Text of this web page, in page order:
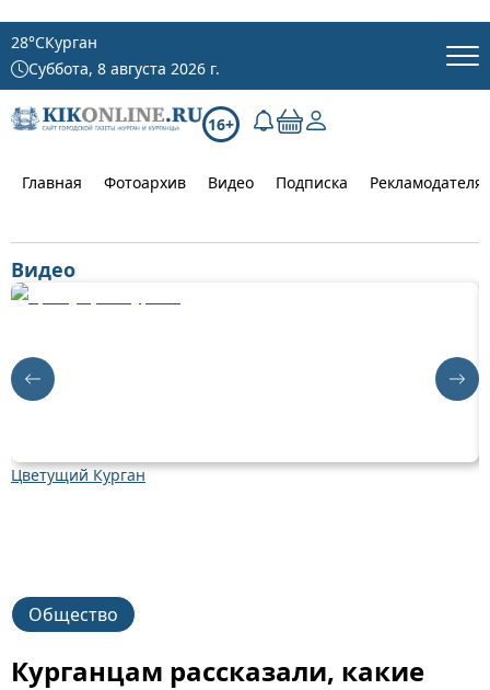
28°CКурган
Суббота, 8 августа 2026 г.
16+
Главная Фотоархив Видео Подписка
Видео
Цветущий Курган
Общество
Курганцам рассказали, какие